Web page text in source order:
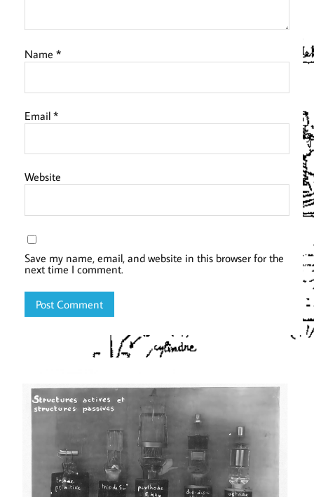
Name*
Email*
Website
Save my name, email, and website in this browser for the
next time I comment.